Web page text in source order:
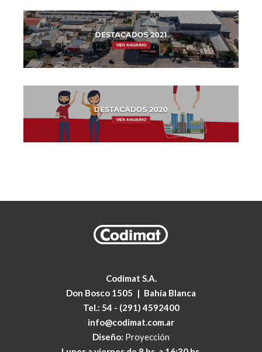
Codimat S.A.
Don Bosco 1505 | Bahía Blanca
Tel.: 54 - (291) 4592400
info@codimat.com.ar
Diseño: Proyección